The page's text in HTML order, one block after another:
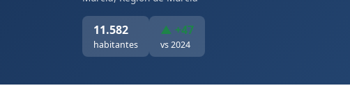
11.582
habitantes
▲ +47
vs 2024